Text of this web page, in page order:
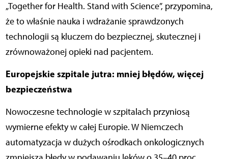
„Together for Health. Stand with Science”, przypomina,
że to właśnie nauka i wdrażanie sprawdzonych
technologii są kluczem do bezpiecznej, skutecznej i
zrównoważonej opieki nad pacjentem.
Europejskie szpitale jutra: mniej błędów, więcej
bezpieczeństwa
Nowoczesne technologie w szpitalach przyniosą
wymierne efekty w całej Europie. W Niemczech
automatyzacja w dużych ośrodkach onkologicznych